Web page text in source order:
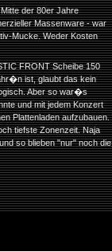
der 80er Jahre
Massenware - war
Mucke. Weder Kosten
FRONT Scheibe 150
ist, glaubt das kein
Aber so war�s
und mit jedem Konzert
Plattenladen aufzubauen.
tiefste Zonenzeit. Naja
so blieben "nur" noch die